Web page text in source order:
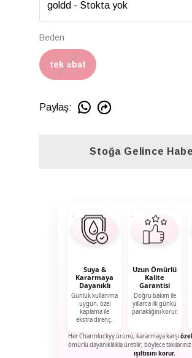
Beden
tek ebat
Paylaş:
Stoğa Gelince
Suya &
Kararmaya
Dayanıklı
Günlük kullanıma
uygun, özel
kaplama ile
ekstra direnç.
Uzun Ömürlü
Kalite
Garantisi
Doğru bakım ile
yıllarca ilk günkü
parlaklığını korur.
Her Charmluckyy ürünü, kararmaya karşı
ömürlü dayanıklılıkla üretilir; böylece takılarınız
ışıltısını korur.